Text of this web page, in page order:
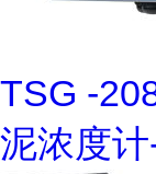
TSG -
泥浓度